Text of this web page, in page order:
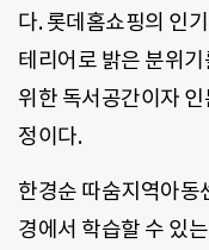
다. 롯데홈쇼핑의 인
테리어로 밝은 분위
위한 독서공간이자
정이다.
한경순 따숨지역아동
경에서 학습할 수 있